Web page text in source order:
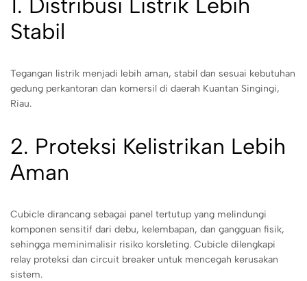
Stabil
Tegangan listrik menjadi lebih aman, stabil dan sesuai kebutuhan
gedung perkantoran dan komersil di daerah Kuantan Singingi,
Riau.
2. Proteksi Kelistrikan Lebih
Aman
Cubicle dirancang sebagai panel tertutup yang melindungi
komponen sensitif dari debu, kelembapan, dan gangguan fisik,
sehingga meminimalisir risiko korsleting. Cubicle dilengkapi
relay proteksi dan circuit breaker untuk mencegah kerusakan
sistem.